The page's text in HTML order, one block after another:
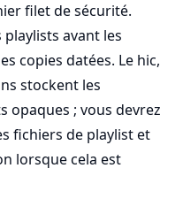
filet de sécurité.
avant les
copies datées. Le hic,
stockent les
opaques ; vous devrez
fichiers de playlist et
lorsque cela est